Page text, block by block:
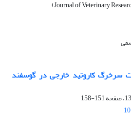
سرخرگ کاروتید خارجی در گوسفند
151-158